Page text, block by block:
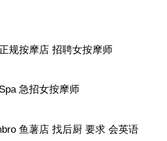
规按摩店 招聘女按摩师
急招女按摩师
鱼薯店 找后厨 要求 会英语